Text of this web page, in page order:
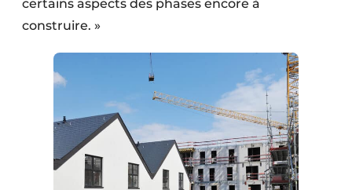
certains aspects des phases encore à
construire. »